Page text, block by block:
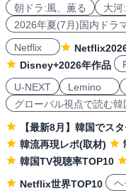
朝ドラ:風、薫る 大河
2026年夏(7月)国内ドラ
Netflix
Disney+2026年作品
U-NEXT
Lemino
グローバル視点で読む韓
【最新8月】韓国でス
韓流再現レポ(取材)
韓国TV視聴率TOP10
Netflix世界TOP10
ヘ